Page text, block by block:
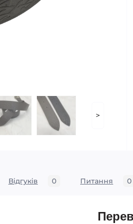
>
Відгуків 0 Питання 0